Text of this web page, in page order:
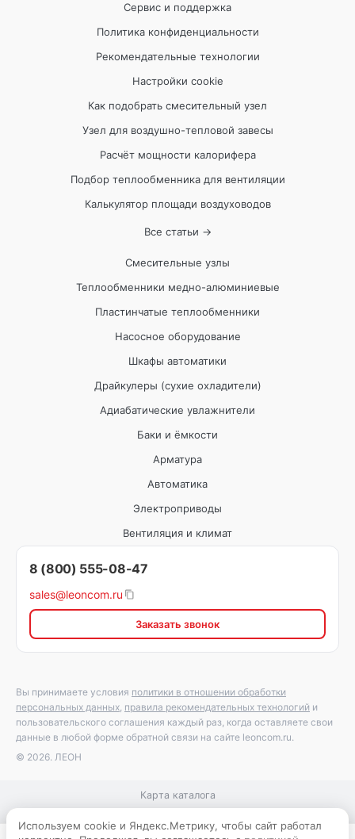
Сервис и поддержка
Политика конфиденциальности
Рекомендательные технологии
Настройки cookie
Как подобрать смесительный узел
Узел для воздушно-тепловой завесы
Расчёт мощности калорифера
Подбор теплообменника для вентиляции
Калькулятор площади воздуховодов
Все статьи →
Смесительные узлы
Теплообменники медно-алюминиевые
Пластинчатые теплообменники
Насосное оборудование
Шкафы автоматики
Драйкулеры (сухие охладители)
Адиабатические увлажнители
Баки и ёмкости
Арматура
Автоматика
Электроприводы
Вентиляция и климат
8 (800) 555-08-47
sales@leoncom.ru
Заказать звонок
Вы принимаете условия политики в отношении обработки
персональных данных, правила рекомендательных технологий и
пользовательского соглашения каждый раз, когда оставляете свои
данные в любой форме обратной связи на сайте leoncom.ru.
© 2026. ЛЕОН
Используем cookie и Яндекс.Метрику, чтобы сайт работал
Карта каталога